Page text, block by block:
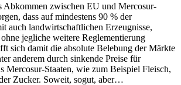
Abkommen zwischen EU und Mercosur-
dass auf mindestens 90 % der
auch landwirtschaftlichen Erzeugnisse,
jegliche weitere Reglementierung
sich damit die absolute Belebung der Märkte
anderem durch sinkende Preise für
Mercosur-Staaten, wie zum Beispiel Fleisch,
Zucker. Soweit, sogut, aber…